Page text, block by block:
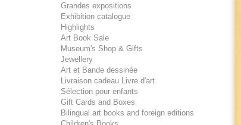
Grandes expositions
Exhibition catalogue
Highlights
Art Book Sale
Museum's Shop & Gifts
Jewellery
Art et Bande dessinée
Livraison cadeau Livre d'art
Sélection pour enfants
Gift Cards and Boxes
Bilingual art books and foreign editions